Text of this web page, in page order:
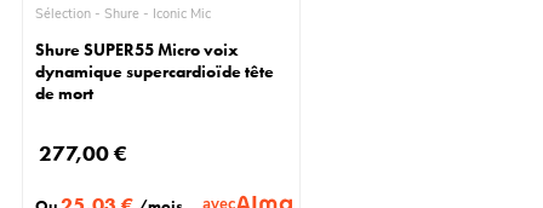
Sélection - Shure - Iconic Mic
Shure SUPER55 Micro voix
dynamique supercardioïde tête
de mort
277,00 €